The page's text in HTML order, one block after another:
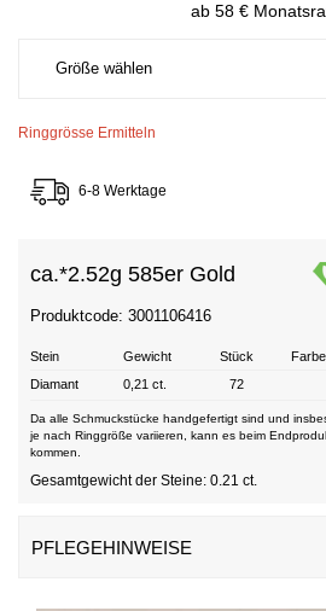
ab 58 €
Ringgrösse Ermitteln
6-8 Werktage
ca.*2.52g 585er Gold
Produktcode: 3001106416
Stein Gewicht Stück Farbe
Diamant
0,21 ct. 72
Da alle Schmuckstücke handgefertigt sind und
je nach Ringgröße variieren, kann es beim
kommen.
Gesamtgewicht der Steine: 0.21 ct.
PFLEGEHINWEISE